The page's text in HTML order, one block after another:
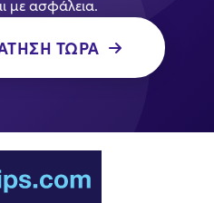
με ασφάλεια.
ΤΩΡΑ